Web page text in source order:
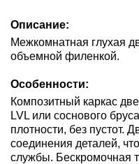
Описание:
Межкомнатная глухая
объемной филенкой.
Особенности:
Композитный каркас
LVL или соснового
плотности, без пустот.
соединения деталей,
службы. Бескромочная